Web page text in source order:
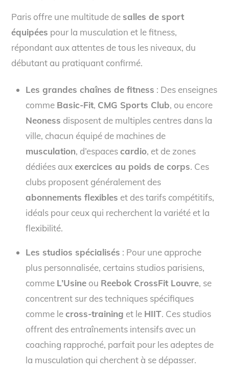
Paris offre une multitude desalles de sport
équipées pour la musculation et le fitness,
répondant aux attentes de tous les niveaux, du
débutant au pratiquant confirmé.
Les grandes chaînes de fitness : Des enseignes
comme Basic-Fit, CMG Sports Club, ou encore
Neoness disposent de multiples centres dans la
ville, chacun équipé de machines de
musculation, d’espacescardio, et de zones
dédiées auxexercices au poids de corps. Ces
clubs proposent généralement des
abonnements flexibles et des tarifs compétitifs,
idéals pour ceux qui recherchent la variété et la
flexibilité.
Les studios spécialisés : Pour une approche
plus personnalisée, certains studios parisiens,
comme L’Usineou Reebok CrossFit Louvre, se
concentrent sur des techniques spécifiques
comme lecross-training et le HIIT. Ces studios
offrent des entraînements intensifs avec un
coaching rapproché, parfait pour les adeptes de
la musculation qui cherchent à se dépasser.